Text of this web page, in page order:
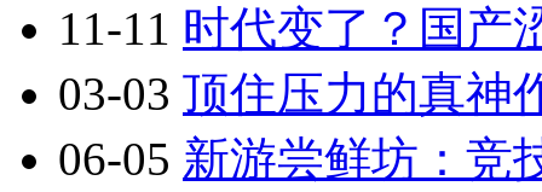
11-11 时代变了？国产
03-03 顶住压力的真神
06-05 新游尝鲜坊：竞